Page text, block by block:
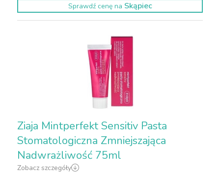
Sprawdź cenę na Skąpiec
Ziaja Mintperfekt Sensitiv Pasta
Stomatologiczna Zmniejszająca
Nadwrażliwość 75ml
Zobacz szczegóły